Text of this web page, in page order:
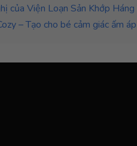
của Viện Loạn Sản Khớp
– Tạo cho bé cảm giác ấm